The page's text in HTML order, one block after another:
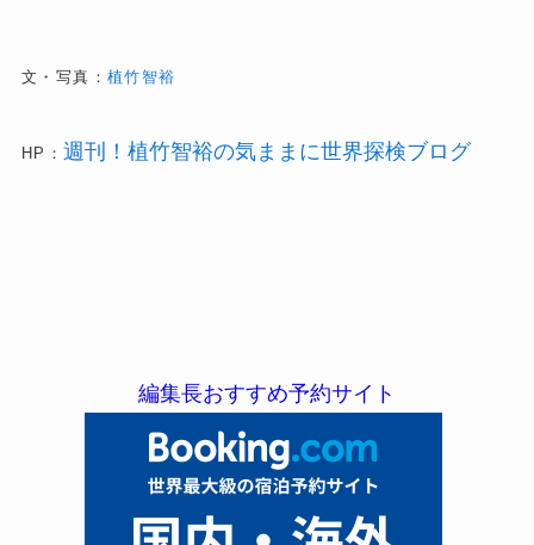
文・写真： 植竹智裕
HP：週刊！植竹智裕の気ままに世界探検ブログ
編集長おすすめ予約サイト